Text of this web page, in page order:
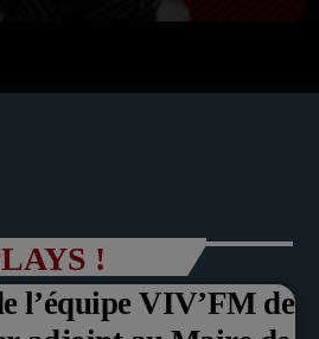
!
l’équipe VIV’FM de